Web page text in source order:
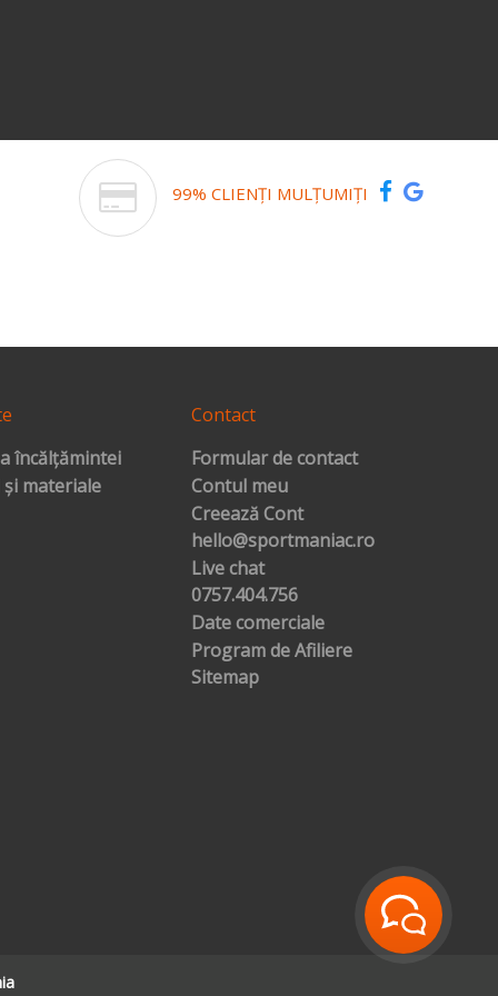
99% CLIENȚI MULȚUMIȚI
încălțămintei
materiale
Contact
Formular de contact
Contul meu
Creează Cont
hello@sportmaniac.ro
Live chat
0757.404.756
Date comerciale
Program de Afiliere
Sitemap